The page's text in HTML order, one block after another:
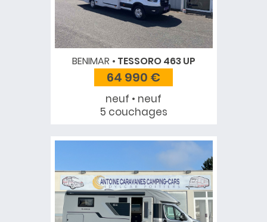
BENIMAR TESSORO 463 UP
64 990 €
neuf • neuf
5 couchages